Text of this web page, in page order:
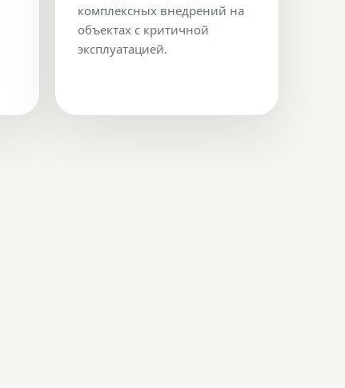
комплексных внедрений на
объектах с критичной
эксплуатацией.